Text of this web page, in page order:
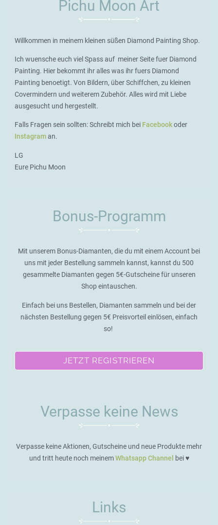
Pichu Moon Art
Willkommen in meinem kleinen süßen Diamond Painting Shop.
Ich wuensche euch viel Spass auf meiner Seite fuer Diamond
Painting. Hier bekommt ihr alles was ihr fuers Diamond
Painting benoetigt. Von Bildern, über Schiffchen, zu kleinen
Covermindern und weiterem Zubehör. Alles wird mit Liebe
ausgesucht und hergestellt.
Falls Fragen sein sollten: Schreibt mich bei Facebookoder
Instagraman.
LG
Eure Pichu Moon
Bonus-Programm
Mit unserem Bonus-Diamanten, die du mit einem Account bei
uns mit jeder Bestellung sammeln kannst, kannst du 500
gesammelte Diamanten gegen 5€-Gutscheine für unseren
Shop eintauschen.
Einfach bei uns Bestellen, Diamanten sammeln und bei der
nächsten Bestellung gegen 5€ Preisvorteil einlösen, einfach
so!
JETZT REGISTRIEREN
Verpasse keine News
Verpasse keine Aktionen, Gutscheine und neue Produkte mehr
und tritt heute noch meinemWhatsapp Channel bei ♥️
Links